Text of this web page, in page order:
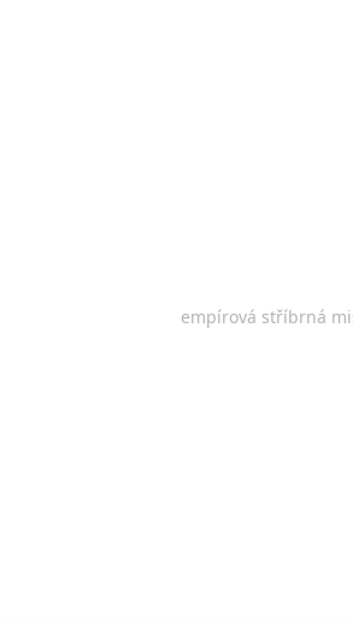
empírová stříbrná